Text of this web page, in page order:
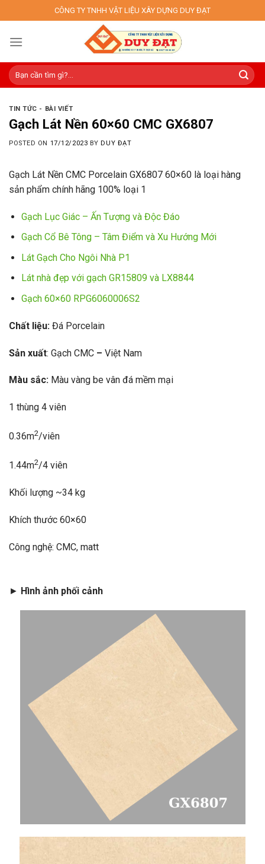
to
content
CÔNG TY TNHH VẬT LIỆU XÂY DỰNG DUY ĐẠT
TIN TỨC - BÀI VIẾT
Gạch Lát Nền 60×60 CMC GX6807
POSTED ON 17/12/2023 BYDUY ĐẠT
Gạch Lát Nền CMC Porcelain GX6807 60×60 là loại hàng
sản phẩm chính hãng 100% loại 1
Gạch Lục Giác – Ấn Tượng và Độc Đáo
Gạch Cổ Bê Tông – Tâm Điểm và Xu Hướng Mới
Lát Gạch Cho Ngôi Nhà P1
Lát nhà đẹp với gạch GR15809 và LX8844
Gạch 60×60 RPG6060006S2
Chất liệu: Đá Porcelain
Sản xuất: Gạch CMC – Việt Nam
Màu sắc: Màu vàng be vân đá mềm mại
1 thùng 4 viên
0.36m2/viên
1.44m2/4 viên
Khối lượng ~34 kg
Khích thước 60×60
Công nghệ: CMC, matt
► Hình ảnh phối cảnh